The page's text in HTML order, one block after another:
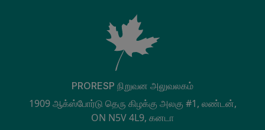
PRORESP நிறுவன அலுவலகம்
1909 ஆக்ஸ்போர்டு தெரு கிழக்கு அலகு #1, லண்டன்,
ON N5V 4L9, கனடா